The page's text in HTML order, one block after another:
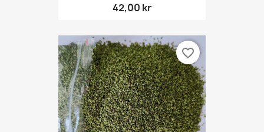
42,00 kr
favorite_border